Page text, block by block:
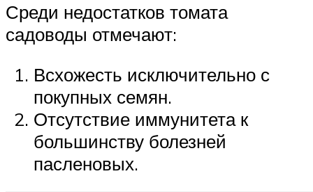
Среди недостатков томата
садоводы отмечают:
Всхожесть исключительно с
покупных семян.
Отсутствие иммунитета к
большинству болезней
пасленовых.